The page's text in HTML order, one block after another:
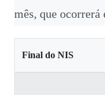
mês, que ocorrerá
Final do NIS